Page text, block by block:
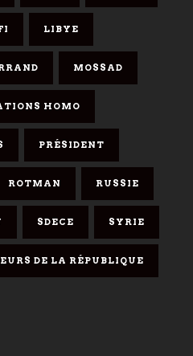
LIBYE
MOSSAD
HOMO
PRÉSIDENT
ROTMAN RUSSIE
SDECE SYRIE
DE LA RÉPUBLIQUE